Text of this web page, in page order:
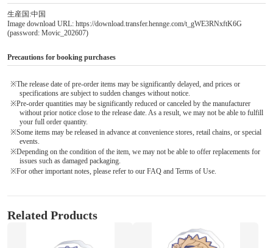
生産国:中国
Image download URL: https://download.transfer.hennge.com/t_gWE3RNxftK6G
(password: Movic_202607)
Precautions for booking purchases
※The release date of pre-order items may be significantly delayed, and prices or
specifications are subject to sudden changes without notice.
※Pre-order quantities may be significantly reduced or canceled by the manufacturer
without prior notice close to the release date. As a result, we may not be able to fulfill
your full order quantity.
※Some items may be released in advance at convenience stores, retail chains, or special
events.
※Depending on the condition of the item, we may not be able to offer replacements for
issues such as damaged packaging.
※For other important notes, please refer to our FAQ and Terms of Use.
Related Products